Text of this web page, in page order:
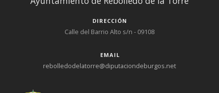
DIRECCIÓN
Calle del Barrio Alto s/n - 09108
EMAIL
rebolledodelatorre@diputaciondeburgos.net